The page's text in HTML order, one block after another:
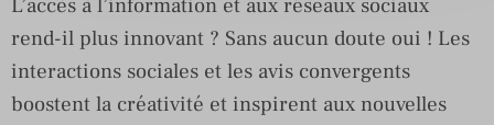
L’accès à l’information et aux réseaux sociaux
rend-il plus innovant ? Sans aucun doute oui ! Les
interactions sociales et les avis convergents
boostent la créativité et inspirent aux nouvelles